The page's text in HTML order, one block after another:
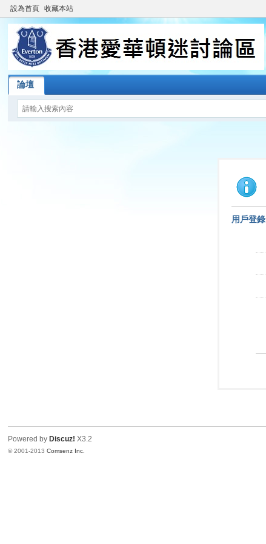
設為首頁 收藏本站
論壇
用戶登錄
Powered by Discuz! X3.2
© 2001-2013Comsenz Inc.